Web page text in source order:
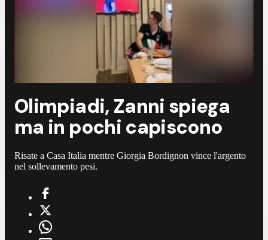
Olimpiadi, Zanni spiega
ma in pochi capiscono
Risate a Casa Italia mentre Giorgia Bordignon vince l'argento
nel sollevamento pesi.